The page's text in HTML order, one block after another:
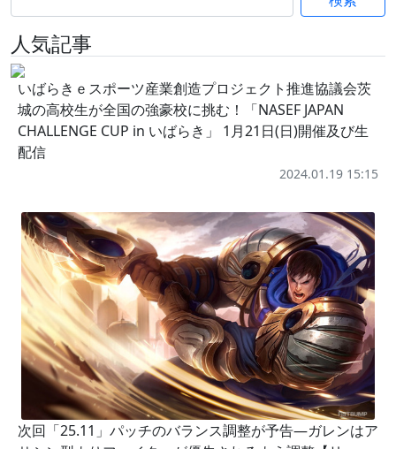
人気記事
いばらきｅスポーツ産業創造プロジェクト推進協議会茨
城の高校生が全国の強豪校に挑む！「NASEF JAPAN
CHALLENGE CUP in いばらき」 1月21日(日)開催及び生
配信
2024.01.19 15:15
次回「25.11」パッチのバランス調整が予告―ガレンはア